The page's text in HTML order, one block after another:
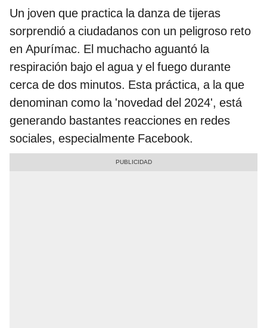
Un joven que practica la danza de tijeras
sorprendió a ciudadanos con un peligroso reto
en Apurímac. El muchacho aguantó la
respiración bajo el agua y el fuego durante
cerca de dos minutos. Esta práctica, a la que
denominan como la 'novedad del 2024', está
generando bastantes reacciones en redes
sociales, especialmente Facebook.